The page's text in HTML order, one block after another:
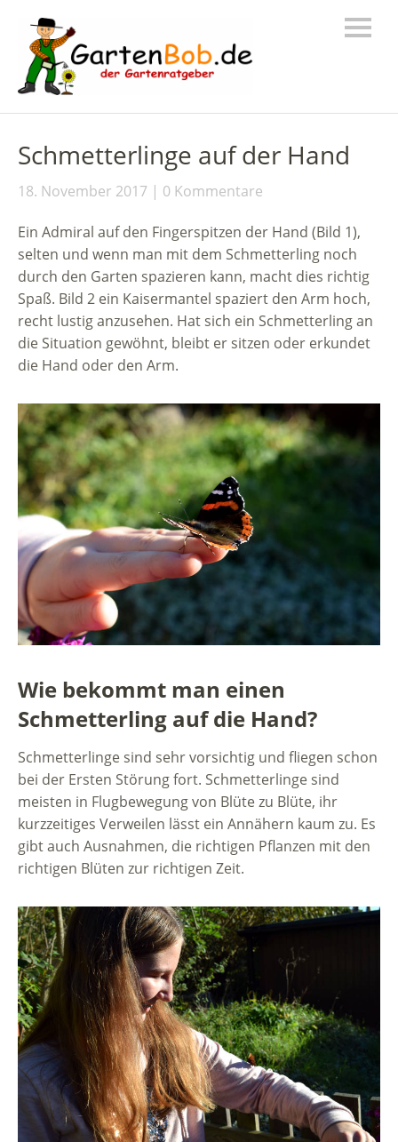
Schmetterlinge auf der Hand
18. November 2017 0 Kommentare
Ein Admiral auf den Fingerspitzen der Hand (Bild 1),
selten und wenn man mit dem Schmetterling noch
durch den Garten spazieren kann, macht dies richtig
Spaß. Bild 2 ein Kaisermantel spaziert den Arm hoch,
recht lustig anzusehen. Hat sich ein Schmetterling an
die Situation gewöhnt, bleibt er sitzen oder erkundet
die Hand oder den Arm.
Wie bekommt man einen
Schmetterling auf die Hand?
Schmetterlinge sind sehr vorsichtig und fliegen schon
bei der Ersten Störung fort. Schmetterlinge sind
meisten in Flugbewegung von Blüte zu Blüte, ihr
kurzzeitiges Verweilen lässt ein Annähern kaum zu. Es
gibt auch Ausnahmen, die richtigen Pflanzen mit den
richtigen Blüten zur richtigen Zeit.